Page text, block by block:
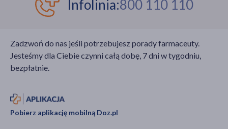
Infolinia:800 110 110
Zadzwoń do nas jeśli potrzebujesz porady farmaceuty.
Jesteśmy dla Ciebie czynni całą dobę, 7 dni w tygodniu,
bezpłatnie.
Pobierz aplikację mobilną Doz.pl